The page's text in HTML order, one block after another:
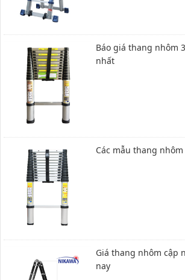
Báo giá thang nhôm
nhất
Các mẫu thang
Giá thang nhôm cập
nay